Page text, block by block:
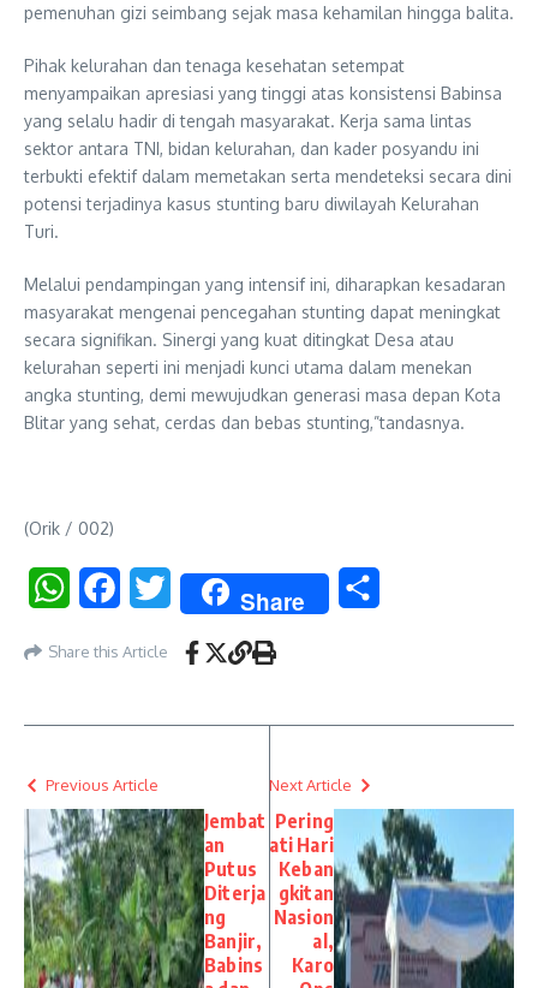
pemenuhan gizi seimbang sejak masa kehamilan hingga balita.
Pihak kelurahan dan tenaga kesehatan setempat
menyampaikan apresiasi yang tinggi atas konsistensi Babinsa
yang selalu hadir di tengah masyarakat. Kerja sama lintas
sektor antara TNI, bidan kelurahan, dan kader posyandu ini
terbukti efektif dalam memetakan serta mendeteksi secara dini
potensi terjadinya kasus stunting baru diwilayah Kelurahan
Turi.
Melalui pendampingan yang intensif ini, diharapkan kesadaran
masyarakat mengenai pencegahan stunting dapat meningkat
secara signifikan. Sinergi yang kuat ditingkat Desa atau
kelurahan seperti ini menjadi kunci utama dalam menekan
angka stunting, demi mewujudkan generasi masa depan Kota
Blitar yang sehat, cerdas dan bebas stunting,”tandasnya.
(Orik / 002)
WhatsAppFacebookTwitter Share
Share this Article
Previous Article
Jembat
an
Putus
Diterja
ng
Banjir,
Babins
Next Article
Pering
ati Hari
Keban
gkitan
Nasion
al,
Karo